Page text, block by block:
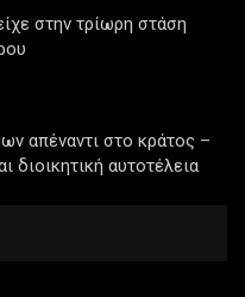
στην τρίωρη στάση
απέναντι στο κράτος –
διοικητική αυτοτέλεια